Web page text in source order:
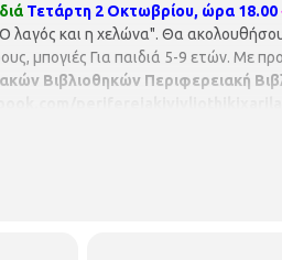
Τετάρτη 2 Οκτωβρίου, ώρα 18.00
και η χελώνα". Θα
μπογιές Για παιδιά 5-9 ετών. Mε
Βιβλιοθηκών Περιφερειακή